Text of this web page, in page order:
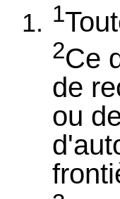
1
2Ce
de
ou